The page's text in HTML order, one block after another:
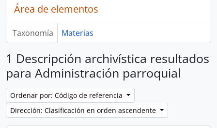
Área de elementos
Taxonomía Materias
1 Descripción archivística resultados
para Administración parroquial
Ordenar por: Código de referencia
Dirección: Clasificación en orden ascendente